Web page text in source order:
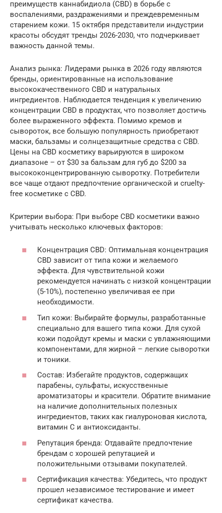
преимуществ каннабидиола (CBD) в борьбе с
воспалениями, раздражениями и преждевременным
старением кожи. 15 октября представители индустрии
красоты обсудят тренды 2026-2030, что подчеркивает
важность данной темы.
Анализ рынка: Лидерами рынка в 2026 году являются
бренды, ориентированные на использование
высококачественного CBD и натуральных
ингредиентов. Наблюдается тенденция к увеличению
концентрации CBD в продуктах, что позволяет достичь
более выраженного эффекта. Помимо кремов и
сывороток, все большую популярность приобретают
маски, бальзамы и солнцезащитные средства с CBD.
Цены на CBD косметику варьируются в широком
диапазоне – от $30 за бальзам для губ до $200 за
высококонцентрированную сыворотку. Потребители
все чаще отдают предпочтение органической и cruelty-
free косметике с CBD.
Критерии выбора: При выборе CBD косметики важно
учитывать несколько ключевых факторов:
Концентрация CBD: Оптимальная концентрация
CBD зависит от типа кожи и желаемого
эффекта. Для чувствительной кожи
рекомендуется начинать с низкой концентрации
(5-10%), постепенно увеличивая ее при
необходимости.
Тип кожи: Выбирайте формулы, разработанные
специально для вашего типа кожи. Для сухой
кожи подойдут кремы и маски с увлажняющими
компонентами, для жирной – легкие сыворотки
и тоники.
Состав: Избегайте продуктов, содержащих
парабены, сульфаты, искусственные
ароматизаторы и красители. Обратите внимание
на наличие дополнительных полезных
ингредиентов, таких как гиалуроновая кислота,
витамин C и антиоксиданты.
Репутация бренда: Отдавайте предпочтение
брендам с хорошей репутацией и
положительными отзывами покупателей.
Сертификация качества: Убедитесь, что продукт
прошел независимое тестирование и имеет
сертификат качества.